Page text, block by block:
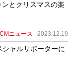
とクリスマスの楽
CMニュース 2023.12.19
ャルサポーターに